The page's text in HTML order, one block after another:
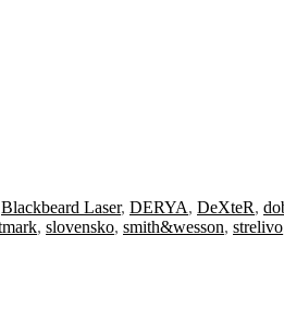
Blackbeard Laser, DERYA, DeXteR,
, slovensko, smith&wesson, strelivo